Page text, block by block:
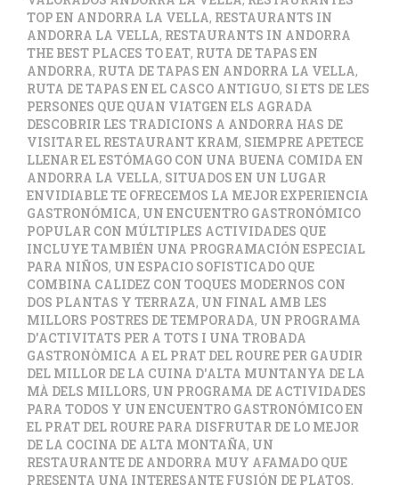
TOP EN ANDORRA LA VELLA, RESTAURANTS IN
ANDORRA LA VELLA, RESTAURANTS IN ANDORRA
THE BEST PLACES TO EAT, RUTA DE TAPAS EN
ANDORRA, RUTA DE TAPAS EN ANDORRA LA VELLA,
RUTA DE TAPAS EN EL CASCO ANTIGUO, SI ETS DE LES
PERSONES QUE QUAN VIATGEN ELS AGRADA
DESCOBRIR LES TRADICIONS A ANDORRA HAS DE
VISITAR EL RESTAURANT KRAM, SIEMPRE APETECE
LLENAR EL ESTÓMAGO CON UNA BUENA COMIDA EN
ANDORRA LA VELLA, SITUADOS EN UN LUGAR
ENVIDIABLE TE OFRECEMOS LA MEJOR EXPERIENCIA
GASTRONÓMICA, UN ENCUENTRO GASTRONÓMICO
POPULAR CON MÚLTIPLES ACTIVIDADES QUE
INCLUYE TAMBIÉN UNA PROGRAMACIÓN ESPECIAL
PARA NIÑOS, UN ESPACIO SOFISTICADO QUE
COMBINA CALIDEZ CON TOQUES MODERNOS CON
DOS PLANTAS Y TERRAZA, UN FINAL AMB LES
MILLORS POSTRES DE TEMPORADA, UN PROGRAMA
D'ACTIVITATS PER A TOTS I UNA TROBADA
GASTRONÒMICA A EL PRAT DEL ROURE PER GAUDIR
DEL MILLOR DE LA CUINA D'ALTA MUNTANYA DE LA
MÀ DELS MILLORS, UN PROGRAMA DE ACTIVIDADES
PARA TODOS Y UN ENCUENTRO GASTRONÓMICO EN
EL PRAT DEL ROURE PARA DISFRUTAR DE LO MEJOR
DE LA COCINA DE ALTA MONTAÑA, UN
RESTAURANTE DE ANDORRA MUY AFAMADO QUE
PRESENTA UNA INTERESANTE FUSIÓN DE PLATOS,